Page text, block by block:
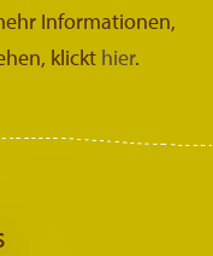
Informationen,
klickt hier.